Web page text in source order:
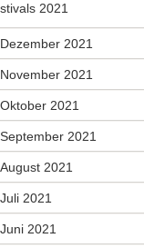
2021
Dezember 2021
November 2021
Oktober 2021
September 2021
August 2021
Juli 2021
Juni 2021